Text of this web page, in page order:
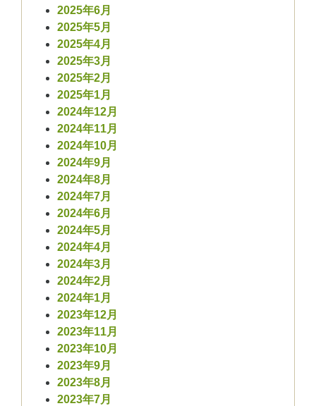
2025年6月
2025年5月
2025年4月
2025年3月
2025年2月
2025年1月
2024年12月
2024年11月
2024年10月
2024年9月
2024年8月
2024年7月
2024年6月
2024年5月
2024年4月
2024年3月
2024年2月
2024年1月
2023年12月
2023年11月
2023年10月
2023年9月
2023年8月
2023年7月